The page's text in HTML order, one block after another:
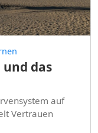
das
auf
Vertrauen